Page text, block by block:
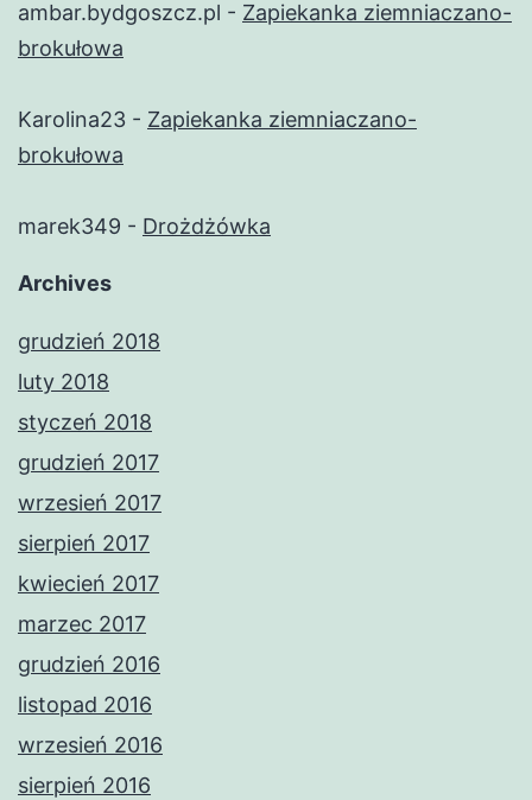
ambar.bydgoszcz.pl - Zapiekanka ziemniaczano-
brokułowa
Karolina23 - Zapiekanka ziemniaczano-
brokułowa
marek349 - Drożdżówka
Archives
grudzień 2018
luty 2018
styczeń 2018
grudzień 2017
wrzesień 2017
sierpień 2017
kwiecień 2017
marzec 2017
grudzień 2016
listopad 2016
wrzesień 2016
sierpień 2016